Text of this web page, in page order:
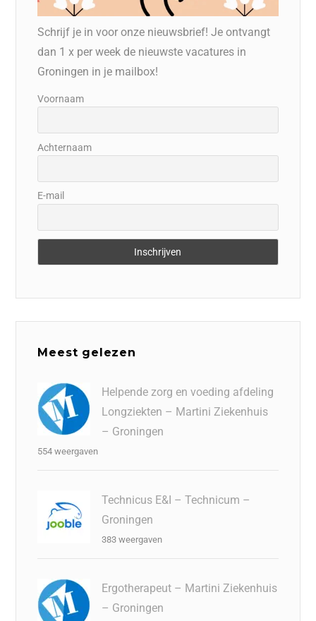
Schrijf je in voor onze nieuwsbrief! Je ontvangt
dan 1 x per week de nieuwste vacatures in
Groningen in je mailbox!
Voornaam
Achternaam
E-mail
Meest gelezen
Helpende zorg en voeding afdeling
Longziekten – Martini Ziekenhuis
– Groningen
554 weergaven
Technicus E&I – Technicum –
Groningen
383 weergaven
Ergotherapeut – Martini Ziekenhuis
– Groningen